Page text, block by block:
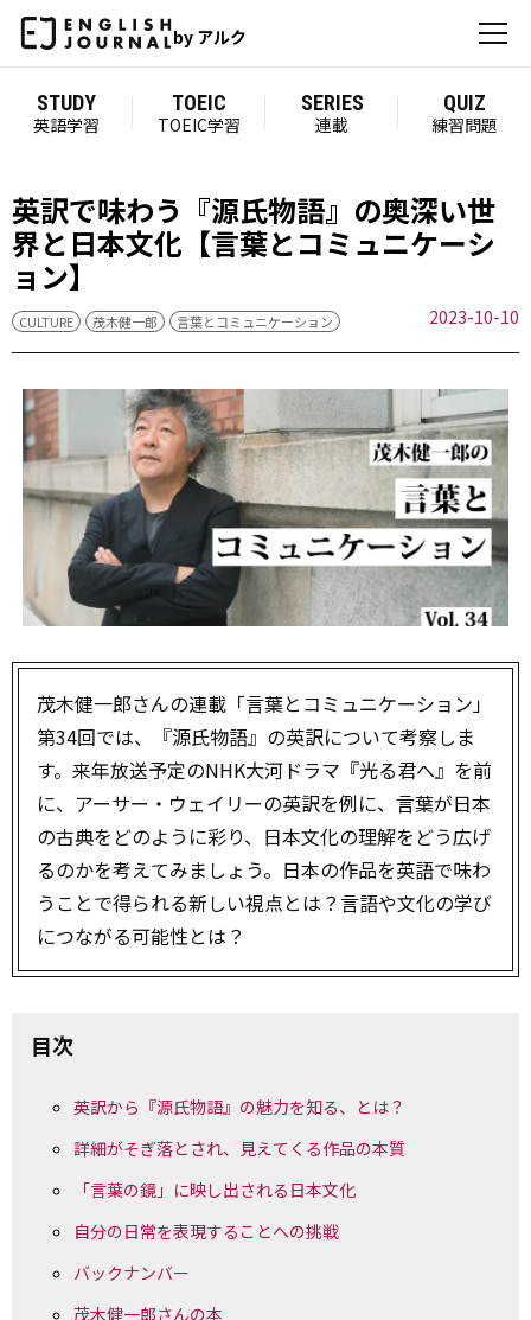
by アルク
STUDY
英語学習
TOEIC
TOEIC学習
SERIES
連載
QUIZ
練習問題
英訳で味わう『源氏物語』の奥深い世
界と日本文化【言葉とコミュニケーシ
ョン】
CULTURE 茂木健一郎 言葉とコミュニケーション 2023-10-10
茂木健一郎さんの連載「言葉とコミュニケーション」
第34回では、『源氏物語』の英訳について考察しま
す。来年放送予定のNHK大河ドラマ『光る君へ』を前
に、アーサー・ウェイリーの英訳を例に、言葉が日本
の古典をどのように彩り、日本文化の理解をどう広げ
るのかを考えてみましょう。日本の作品を英語で味わ
うことで得られる新しい視点とは？言語や文化の学び
につながる可能性とは？
目次
英訳から『源氏物語』の魅力を知る、とは？
詳細がそぎ落とされ、見えてくる作品の本質
「言葉の鏡」に映し出される日本文化
自分の日常を表現することへの挑戦
バックナンバー
茂木健一郎さんの本